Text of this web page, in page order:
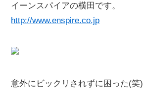
イーンスパイアの横田です。
http://www.enspire.co.jp
意外にビックリされずに困った(笑)